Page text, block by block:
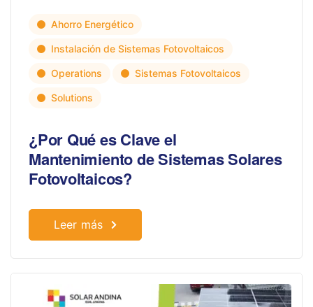
Ahorro Energético
Instalación de Sistemas Fotovoltaicos
Operations Sistemas Fotovoltaicos
Solutions
¿Por Qué es Clave el
Mantenimiento de Sistemas Solares
Fotovoltaicos?
Leer más